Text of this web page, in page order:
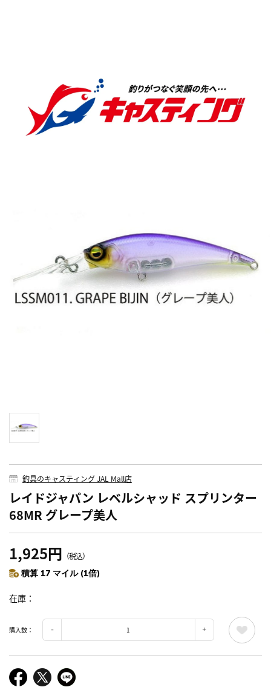
釣具のキャスティング JAL Mall店
レイドジャパン レベルシャッド スプリンター
68MR グレープ美人
1,925円 （税込）
積算 17 マイル (1倍)
在庫
購入数：